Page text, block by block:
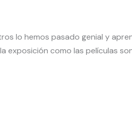
lo hemos pasado genial y
exposición como las películas